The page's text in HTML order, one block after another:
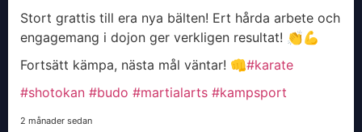
Stort grattis till era nya bälten! Ert hårda arbete och
engagemang i dojon ger verkligen resultat! 👏💪
Fortsätt kämpa, nästa mål väntar! 👊#karate
#shotokan #budo #martialarts #kampsport
2 månader sedan